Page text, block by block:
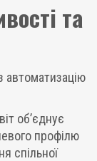
та
автоматизацію
об’єднує
профілю
спільної